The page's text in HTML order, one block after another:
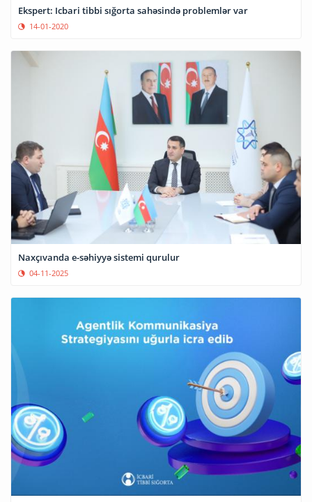
Ekspert: Icbari tibbi sığorta sahəsində problemlər var
14-01-2020
Naxçıvanda e-səhiyyə sistemi qurulur
04-11-2025